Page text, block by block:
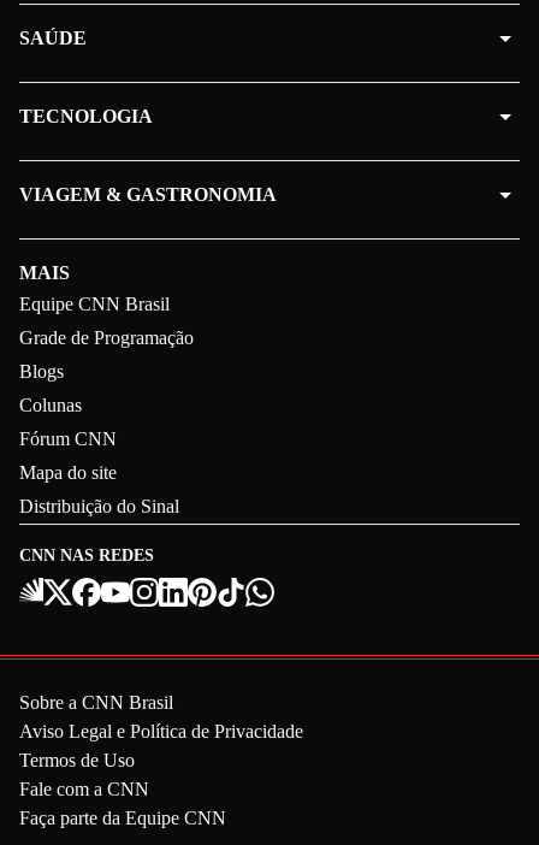
CNN NAS REDES
MAIS
Equipe CNN Brasil
Grade de Programação
Blogs
Colunas
Fórum CNN
Mapa do site
Distribuição do Sinal
SAÚDE
TECNOLOGIA
VIAGEM & GASTRONOMIA
Sobre a CNN Brasil
Aviso Legal e Política de Privacidade
Termos de Uso
Fale com a CNN
Faça parte da Equipe CNN